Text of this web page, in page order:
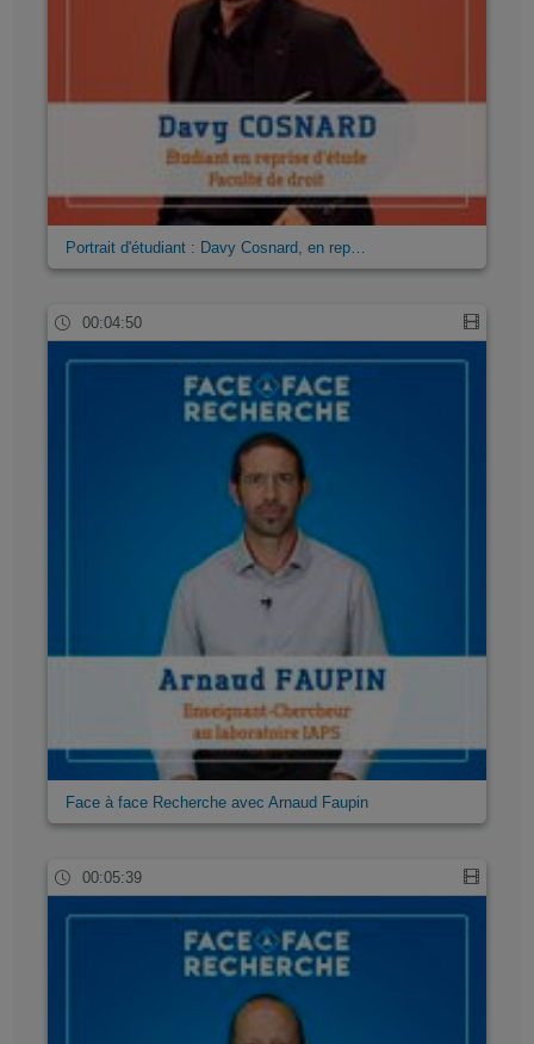
Portrait d'étudiant : Davy Cosnard, en rep…
00:04:50
Face à face Recherche avec Arnaud Faupin
00:05:39